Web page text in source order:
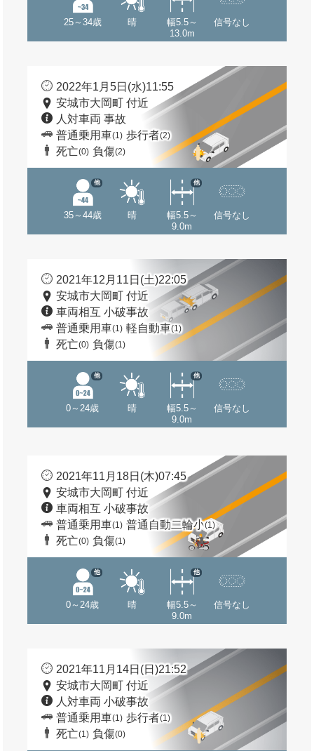
25～34歳 晴
幅5.5～
13.0m
信号なし
2022年1月5日(水)11:55
安城市大岡町 付近
人対車両 事故
普通乗用車(1) 歩行者(2)
死亡(0) 負傷(2)
35～44歳
他
晴
幅5.5～
9.0m
他
信号なし
2021年12月11日(土)22:05
安城市大岡町 付近
車両相互 小破事故
普通乗用車(1) 軽自動車(1)
死亡(0) 負傷(1)
0～24歳
他
晴
幅5.5～
9.0m
他
信号なし
2021年11月18日(木)07:45
安城市大岡町 付近
車両相互 小破事故
普通乗用車(1) 普通自動二輪小(1)
死亡(0) 負傷(1)
0～24歳
他
晴
幅5.5～
9.0m
他
信号なし
2021年11月14日(日)21:52
安城市大岡町 付近
人対車両 小破事故
普通乗用車(1) 歩行者(1)
死亡(1) 負傷(0)